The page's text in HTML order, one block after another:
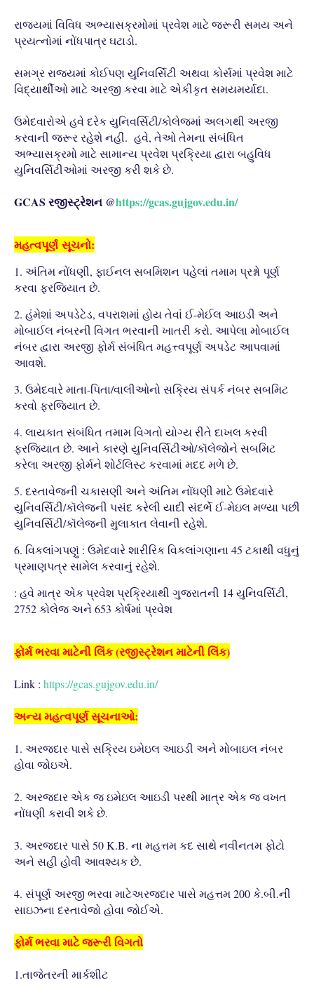
રાજ્યમાં વિવિધ અભ્યાસક્રમોમાં પ્રવેશ માટે જરૂરી સમય અને
પ્રયત્નોમાં નોંધપાત્ર ઘટાડો.
સમગ્ર રાજ્યમાં કોઈપણ યુનિવર્સિટી અથવા કોર્સમાં પ્રવેશ માટે
વિદ્યાર્થીઓ માટે અરજી કરવા માટે એકીકૃત સમયમર્યાદા.
ઉમેદવારોએ હવે દરેક યુનિવર્સિટી/કોલેજમાં અલગથી અરજી
કરવાની જરૂર રહેશે નહીં. હવે, તેઓ તેમના સંબંધિત
અભ્યાસક્રમો માટે સામાન્ય પ્રવેશ પ્રક્રિયા દ્વારા બહુવિધ
યુનિવર્સિટીઓમાં અરજી કરી શકે છે.
GCAS રજીસ્ટ્રેશન @https://gcas.gujgov.edu.in/
મહત્વપૂર્ણ સૂચનો:
1. અંતિમ નોંધણી, ફાઈનલ સબમિશન પહેલાં તમામ પ્રશ્નો પૂર્ણ
કરવા ફરજિયાત છે.
2. હંમેશાં અપડેટેડ, વપરાશમાં હોય તેવાં ઈ-મેઈલ આઇડી અને
મોબાઈલ નંબરની વિગત ભરવાની ખાતરી કરો. આપેલા મોબાઈલ
નંબર દ્વારા અરજી ફોર્મ સંબંધિત મહત્ત્વપૂર્ણ અપડેટ આપવામાં
આવશે.
3. ઉમેદવારે માતા-પિતા/વાલીઓનો સક્રિય સંપર્ક નંબર સબમિટ
કરવો ફરજિયાત છે.
4. લાયકાત સંબંધિત તમામ વિગતો યોગ્ય રીતે દાખલ કરવી
ફરજિયાત છે. આને કારણે યુનિવર્સિટીઓ/કૉલેજોને સબમિટ
કરેલા અરજી ફોર્મને શોર્ટલિસ્ટ કરવામાં મદદ મળે છે.
5. દસ્તાવેજની ચકાસણી અને અંતિમ નોંધણી માટે ઉમેદવારે
યુનિવર્સિટી/કૉલેજની પસંદ કરેલી યાદી સંદર્ભે ઈ-મેઇલ મળ્યા પછી
યુનિવર્સિટી/કૉલેજની મુલાકાત લેવાની રહેશે.
6. વિકલાંગપણું : ઉમેદવારે શારીરિક વિકલાંગણાના 45 ટકાથી વધુનું
પ્રમાણપત્ર સામેલ કરવાનું રહેશે.
: હવે માત્ર એક પ્રવેશ પ્રક્રિયાથી ગુજરાતની 14 યુનિવર્સિટી,
2752 કોલેજ અને 653 કોર્ષમાં પ્રવેશ
ફોર્મ ભરવા માટેની લિંક (રજીસ્ટ્રેશન માટેની લિંક)
Link : https://gcas.gujgov.edu.in/
અન્ય મહત્વપૂર્ણ સૂચનાઓ:
1. અરજદાર પાસે સક્રિય ઇમેઇલ આઇડી અને મોબાઇલ નંબર
હોવા જોઇએ.
2. અરજદાર એક જ ઇમેઇલ આઇડી પરથી માત્ર એક જ વખત
નોંધણી કરાવી શકે છે.
3. અરજદાર પાસે 50 K.B. ના મહત્તમ કદ સાથે નવીનતમ ફોટો
અને સહી હોવી આવશ્યક છે.
4. સંપૂર્ણ અરજી ભરવા માટેઅરજદાર પાસે મહત્તમ 200 કે.બી.ની
સાઇઝના દસ્તાવેજો હોવા જોઈએ.
ફોર્મ ભરવા માટે જરૂરી વિગતો
1.તાજેતરની માર્કશીટ